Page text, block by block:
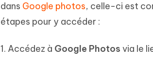
dans Google photos, celle-ci est
étapes pour y accéder :
1. Accédez à Google Photos via le